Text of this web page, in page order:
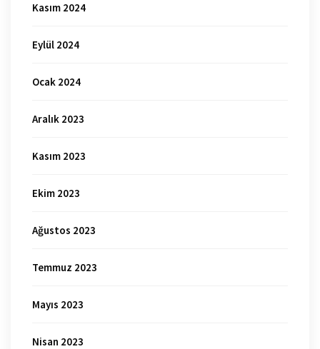
Kasım 2024
Eylül 2024
Ocak 2024
Aralık 2023
Kasım 2023
Ekim 2023
Ağustos 2023
Temmuz 2023
Mayıs 2023
Nisan 2023